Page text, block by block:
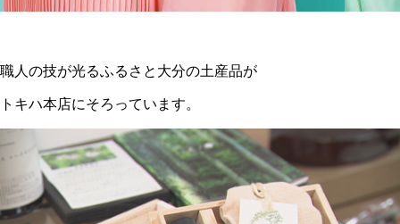
職人の技が光るふるさと大分の土産品が
トキハ本店にそろっています。